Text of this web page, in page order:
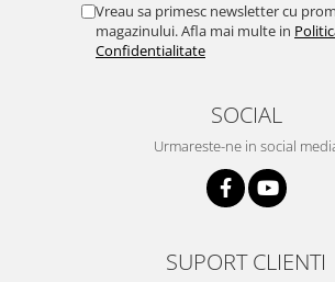
Vreau sa primesc newsletter cu
magazinului. Afla mai multe in
Confidentialitate
SOCIAL
Urmareste-ne in social
SUPORT CLIENTI